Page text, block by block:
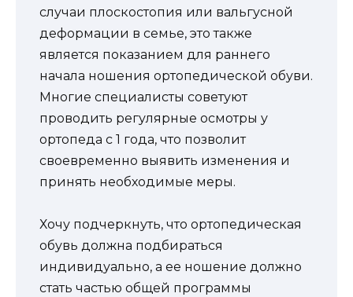
случаи плоскостопия или вальгусной
деформации в семье, это также
является показанием для раннего
начала ношения ортопедической обуви.
Многие специалисты советуют
проводить регулярные осмотры у
ортопеда с 1 года, что позволит
своевременно выявить изменения и
принять необходимые меры.
Хочу подчеркнуть, что ортопедическая
обувь должна подбираться
индивидуально, а ее ношение должно
стать частью общей программы